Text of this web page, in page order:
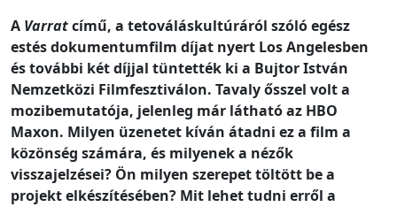
A Varratcímű, a tetováláskultúráról szóló egész
estés dokumentumfilm díjat nyert Los Angelesben
és további két díjjal tüntették ki a Bujtor István
Nemzetközi Filmfesztiválon. Tavaly ősszel volt a
mozibemutatója, jelenleg már látható az HBO
Maxon. Milyen üzenetet kíván átadni ez a film a
közönség számára, és milyenek a nézők
visszajelzései? Ön milyen szerepet töltött be a
projekt elkészítésében? Mit lehet tudni erről a